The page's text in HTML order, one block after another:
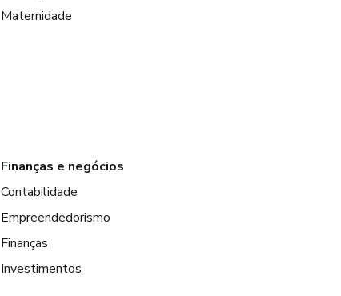
Maternidade
Finanças e negócios
Contabilidade
Empreendedorismo
Finanças
Investimentos